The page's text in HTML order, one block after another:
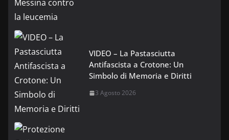
VIDEO – La Pastasciutta
Antifascista a Crotone: Un
Simbolo di Memoria e Diritti
3 Agosto 2026